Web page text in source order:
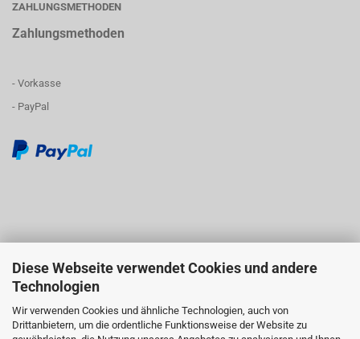
Diese Webseite verwendet Cookies und andere
Technologien
Wir verwenden Cookies und ähnliche Technologien, auch von
Drittanbietern, um die ordentliche Funktionsweise der Website zu
ZAHLUNGSMETHODEN
Zahlungsmethoden
- Vorkasse
- PayPal